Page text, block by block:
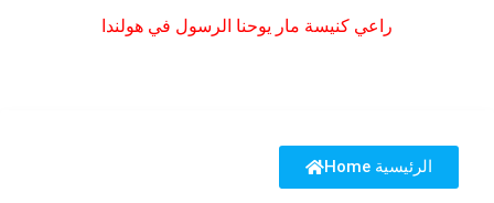
راعي كنيسة مار يوحنا الرسول في هولندا
Home الرئيسية